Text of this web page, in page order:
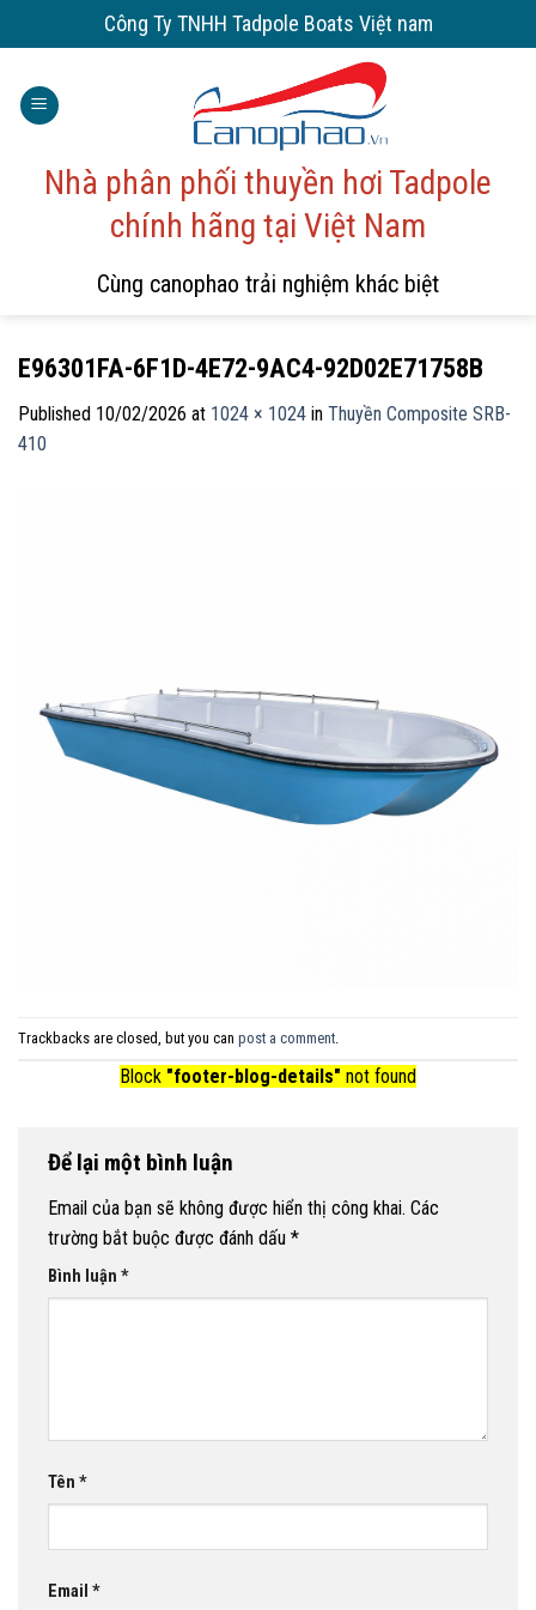
to
Công Ty TNHH Tadpole Boats Việt nam
Nhà phân phối thuyền hơi Tadpole
chính hãng tại Việt Nam
Cùng canophao trải nghiệm khác biệt
E96301FA-6F1D-4E72-9AC4-92D02E71758B
Published 10/02/2026 at 1024 × 1024 in Thuyền Composite SRB-
410
Trackbacks are closed, but you can post a comment
Block "footer-blog-details" not found
Để lại một bình luận
Email của bạn sẽ không được hiển thị công khai. Các
trường bắt buộc được đánh dấu *
Bình luận *
Tên *
Email *